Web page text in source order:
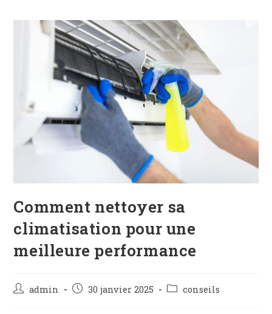
Comment nettoyer sa
climatisation pour une
meilleure performance
admin 30 janvier 2025 conseils